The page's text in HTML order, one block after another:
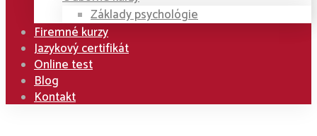
Základy psychológie
Firemné kurzy
Jazykový certifikát
Online test
Blog
Kontakt